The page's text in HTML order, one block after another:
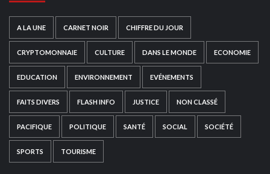
A LA UNE CARNET NOIR CHIFFRE DU JOUR
CRYPTOMONNAIE CULTURE DANS LE MONDE ECONOMIE
EDUCATION ENVIRONNEMENT EVÉNEMENTS
FAITS DIVERS FLASH INFO JUSTICE NON CLASSÉ
PACIFIQUE POLITIQUE SANTÉ SOCIAL SOCIÉTÉ
SPORTS TOURISME